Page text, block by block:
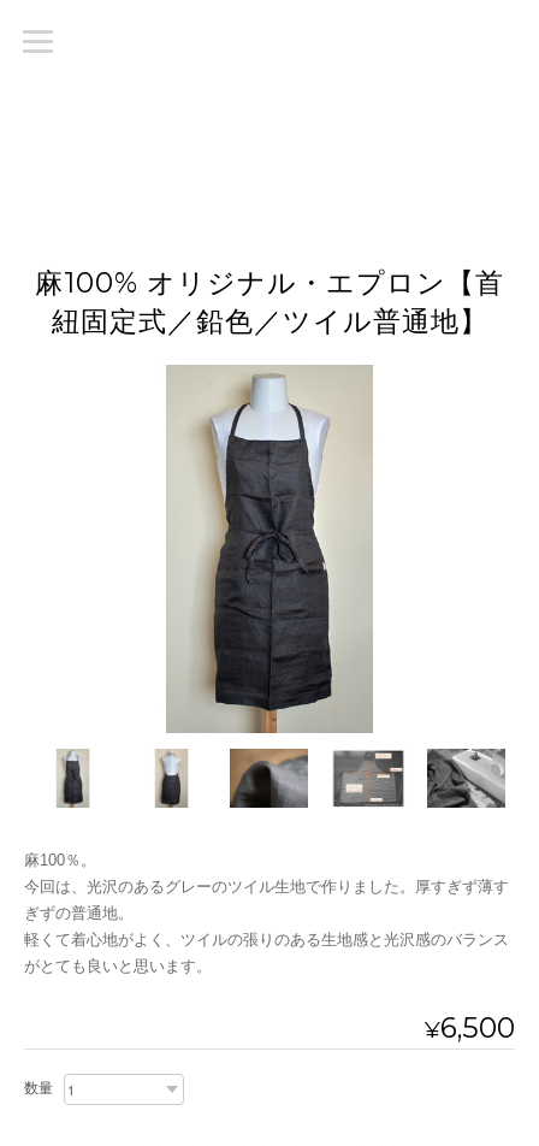
麻100% オリジナル・エプロン【首
紐固定式／鉛色／ツイル普通地】
麻100％。
今回は、光沢のあるグレーのツイル生地で作りました。厚すぎず薄す
ぎずの普通地。
軽くて着心地がよく、ツイルの張りのある生地感と光沢感のバランス
がとても良いと思います。
¥6,500
数量